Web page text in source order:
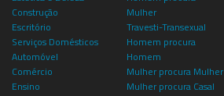
Construção
Escritório
Serviços Domésticos
Automóvel
Comércio
Ensino
Mulher
Travesti-Transexual
Homem procura
Homem
Mulher procura Mulher
Mulher procura Casal